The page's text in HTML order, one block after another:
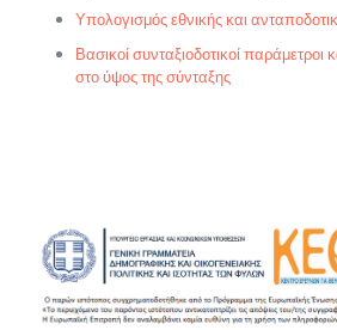
Υπολογισμός εθνικής και
Βασικοί συνταξιοδοτικοί παράμετροι
στο ύψος της σύνταξης